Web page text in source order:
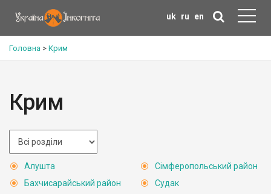
uk ru en
Головна > Крим
Крим
Алушта
Бахчисарайський район
Сімферопольський район
Судак